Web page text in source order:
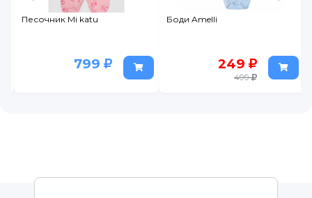
Песочник Mi katu
799
Боди Amelli
249
499